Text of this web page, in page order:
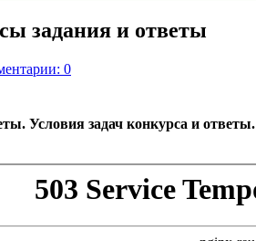
задания и ответы
0
Условия задач конкурса и ответы.